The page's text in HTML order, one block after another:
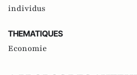
individus
THEMATIQUES
Economie